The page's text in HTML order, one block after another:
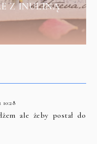
Z INULINĄ
10:28
ale żeby postał do